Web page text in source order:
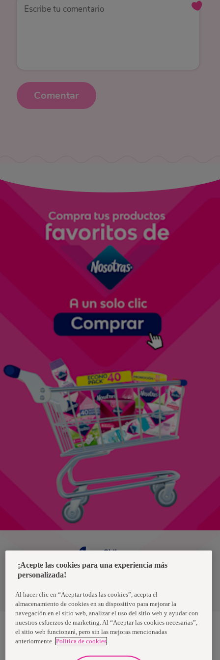
Comentar
Términos y condiciones
Chile
Nosotras, una marca de Essity - una compañía global líder en
mundo, utilizan nuestros productos, servicios y soluciones. Nuestro
¡Acepte las cookies para una experiencia más
personalizada!
Al hacer clic en “Aceptar todas las cookies”, acepta el
almacenamiento de cookies en su dispositivo para mejorar la
navegación en el sitio web, analizar el uso del sitio web y ayudar con
nuestros esfuerzos de marketing. Al “Aceptar las cookies necesarias”,
el sitio web funcionará, pero sin las mejoras mencionadas
anteriormente. Política de cookies